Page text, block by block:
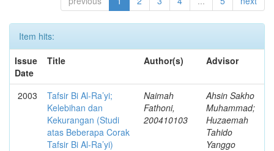
Item hits:
Issue
Date
Title Author(s) Advisor
2003
Tafsir Bi Al-Ra’yi;
Kelebihan dan
Kekurangan (Studi
atas Beberapa Corak
Tafsir Bi Al-Ra’yi)
Naimah
Fathoni,
200410103
Ahsin Sakho
Muhammad;
Huzaemah
Tahido
Yanggo